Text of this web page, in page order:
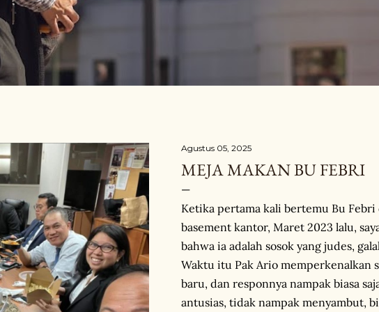
Agustus 05, 2025
MEJA MAKAN BU FEBRI
Ketika pertama kali bertemu Bu
basement kantor, Maret 2023 lalu,
bahwa ia adalah sosok yang judes,
Waktu itu Pak Ario memperkenalkan
baru, dan responnya nampak biasa
antusias, tidak nampak menyambut,